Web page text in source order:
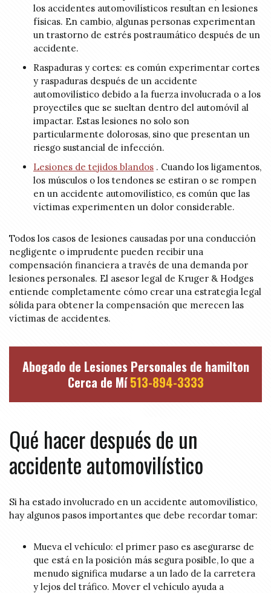
los accidentes automovilísticos resultan en lesiones
físicas. En cambio, algunas personas experimentan
un trastorno de estrés postraumático después de un
accidente.
Raspaduras y cortes: es común experimentar cortes
y raspaduras después de un accidente
automovilístico debido a la fuerza involucrada o a los
proyectiles que se sueltan dentro del automóvil al
impactar. Estas lesiones no solo son
particularmente dolorosas, sino que presentan un
riesgo sustancial de infección.
Lesiones de tejidos blandos . Cuando los ligamentos,
los músculos o los tendones se estiran o se rompen
en un accidente automovilístico, es común que las
víctimas experimenten un dolor considerable.
Todos los casos de lesiones causadas por una conducción
negligente o imprudente pueden recibir una
compensación financiera a través de una demanda por
lesiones personales. El asesor legal de Kruger & Hodges
entiende completamente cómo crear una estrategia legal
sólida para obtener la compensación que merecen las
víctimas de accidentes.
Abogado de Lesiones Personales de hamilton
Cerca de Mí513-894-3333
Qué hacer después de un
accidente automovilístico
Si ha estado involucrado en un accidente automovilístico,
hay algunos pasos importantes que debe recordar tomar:
Mueva el vehículo: el primer paso es asegurarse de
que está en la posición más segura posible, lo que a
menudo significa mudarse a un lado de la carretera
y lejos del tráfico. Mover el vehículo ayuda a